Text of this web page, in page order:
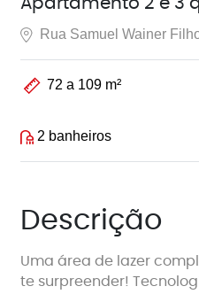
Apartamento 2 e 3
Rua Samuel Wainer
72 a 109 m²
2 banheiros
Descrição
Uma área de lazer
te surpreender!